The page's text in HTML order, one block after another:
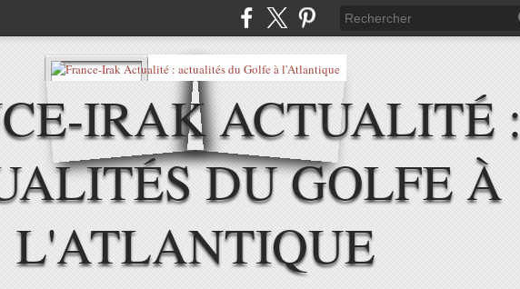
IRAK ACTUALITÉ :
DU GOLFE À
L'ATLANTIQUE